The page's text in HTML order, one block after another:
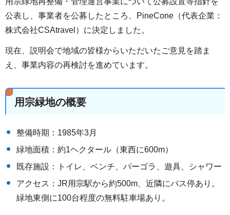
公表し、事業者を公募したところ、PineCone（代表企業：
株式会社CSAtravel）に決定しました。
現在、説明会で地域の皆様からいただいたご意見を踏ま
え、事業内容の再検討を進めています。
用宗緑地の概要
整備時期：1985年3月
緑地面積：約1ヘクタール（東西に600m）
既存施設：トイレ、ベンチ、パーゴラ、遊具、シャワー
アクセス：JR用宗駅から約500m、近隣にバス停あり。
緑地東側に100台程度の無料駐車場あり。